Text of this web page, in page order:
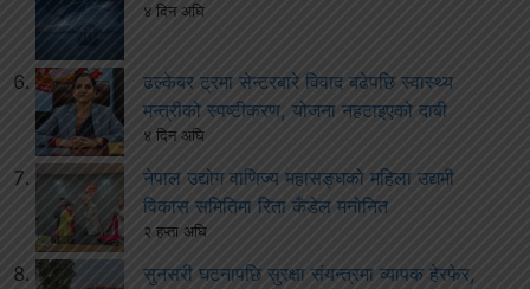
४ दिन अघि
ढल्केबर ट्रमा सेन्टरबारे विवाद बढेपछि स्वास्थ्य
मन्त्रीको स्पष्टीकरण, योजना नहटाइएको दाबी
४ दिन अघि
नेपाल उद्योग वाणिज्य महासङ्घको महिला उद्यमी
विकास समितिमा रिता कँडेल मनोनित
२ हप्ता अघि
सुनसरी घटनापछि सुरक्षा संयन्त्रमा व्यापक हेरफेर,